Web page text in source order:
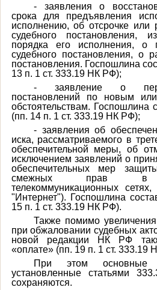
- заявления о
срока для предъявления
исполнению, об отсрочке или
судебного постановления,
порядка его исполнения, о
судебного постановления, о
постановления. Госпошлина
13 п. 1 ст. 333.19 НК РФ);
- заявление о
постановлений по новым
обстоятельствам. Госпошлина
(пп. 14 п. 1 ст. 333.19 НК РФ);
- заявления об
иска, рассматриваемого в
обеспечительной меры, об
исключением заявлений о
обеспечительных мер
смежных прав в
телекоммуникационных
"Интернет"). Госпошлина
15 п. 1 ст. 333.19 НК РФ).
Также помимо
при обжаловании судебных
новой редакции НК РФ
«оплате» (пп. 19 п. 1 ст. 333.19
При этом
установленные статьями
сохраняются.